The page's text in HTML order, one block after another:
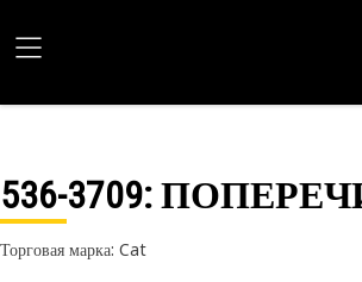
536-3709:
Торговая марка: Cat